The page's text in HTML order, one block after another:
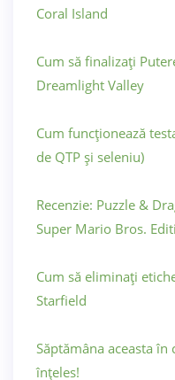
Coral Island
Cum să finalizați
Dreamlight Valley
Cum funcționează
de QTP și seleniu)
Recenzie: Puzzle &
Super Mario Bros.
Cum să eliminați
Starfield
Săptămâna aceasta
înțeles!